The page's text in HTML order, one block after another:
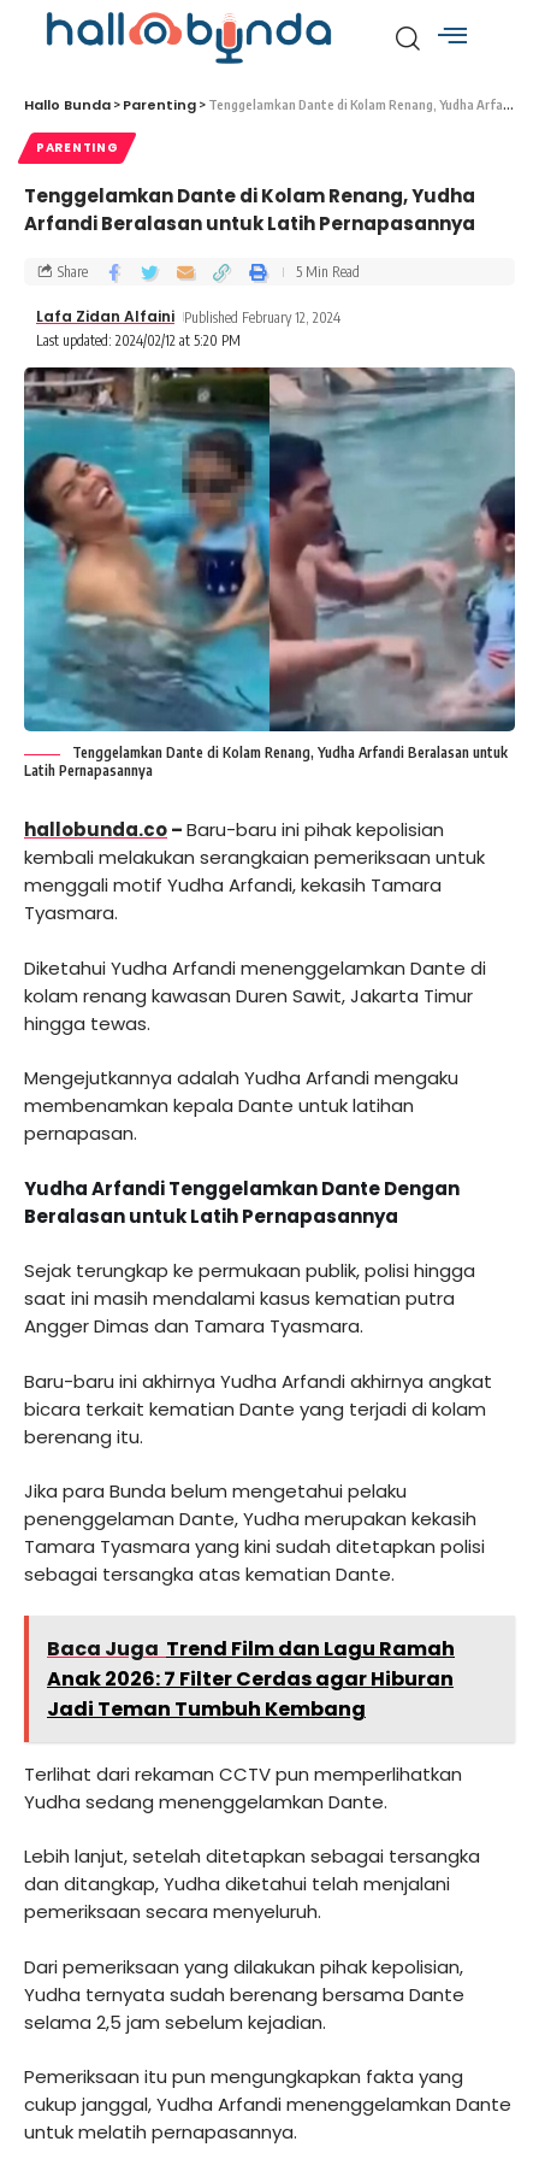
Hallo Bunda > Parenting > Tenggelamkan Dante di Kolam Renang, Yudha Arfandi Beralasan untuk Latih Pernapasannya
PARENTING
Tenggelamkan Dante di Kolam Renang, Yudha
Arfandi Beralasan untuk Latih Pernapasannya
Last updated: 2024/02/12 at 5:20 PM
Lafa Zidan Alfaini Published February 12, 2024
Share 5 Min Read
Tenggelamkan Dante di Kolam Renang, Yudha Arfandi Beralasan untuk
Latih Pernapasannya
hallobunda.co–Baru-baru ini pihak kepolisian
kembali melakukan serangkaian pemeriksaan untuk
menggali motif Yudha Arfandi, kekasih Tamara
Tyasmara.
Diketahui Yudha Arfandi menenggelamkan Dante di
kolam renang kawasan Duren Sawit, Jakarta Timur
hingga tewas.
Mengejutkannya adalah Yudha Arfandi mengaku
membenamkan kepala Dante untuk latihan
pernapasan.
Yudha Arfandi Tenggelamkan Dante Dengan
Beralasan untuk Latih Pernapasannya
Sejak terungkap ke permukaan publik, polisi hingga
saat ini masih mendalami kasus kematian putra
Angger Dimas dan Tamara Tyasmara.
Baru-baru ini akhirnya Yudha Arfandi akhirnya angkat
bicara terkait kematian Dante yang terjadi di kolam
berenang itu.
Jika para Bunda belum mengetahui pelaku
penenggelaman Dante, Yudha merupakan kekasih
Tamara Tyasmara yang kini sudah ditetapkan polisi
sebagai tersangka atas kematian Dante.
Baca Juga Trend Film dan Lagu Ramah
Anak 2026: 7 Filter Cerdas agar Hiburan
Jadi Teman Tumbuh Kembang
Terlihat dari rekaman CCTV pun memperlihatkan
Yudha sedang menenggelamkan Dante.
Lebih lanjut, setelah ditetapkan sebagai tersangka
dan ditangkap, Yudha diketahui telah menjalani
pemeriksaan secara menyeluruh.
Dari pemeriksaan yang dilakukan pihak kepolisian,
Yudha ternyata sudah berenang bersama Dante
selama 2,5 jam sebelum kejadian.
Pemeriksaan itu pun mengungkapkan fakta yang
cukup janggal, Yudha Arfandi menenggelamkan Dante
untuk melatih pernapasannya.